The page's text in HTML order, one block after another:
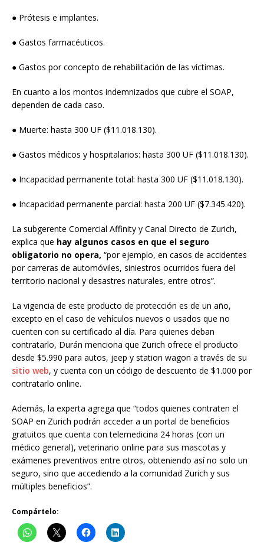
● Prótesis e implantes.
● Gastos farmacéuticos.
● Gastos por concepto de rehabilitación de las víctimas.
En cuanto a los montos indemnizados que cubre el SOAP,
dependen de cada caso.
● Muerte: hasta 300 UF ($11.018.130).
● Gastos médicos y hospitalarios: hasta 300 UF ($11.018.130).
● Incapacidad permanente total: hasta 300 UF ($11.018.130).
● Incapacidad permanente parcial: hasta 200 UF ($7.345.420).
La subgerente Comercial Affinity y Canal Directo de Zurich,
explica que hay algunos casos en que el seguro
obligatorio no opera, “por ejemplo, en casos de accidentes
por carreras de automóviles, siniestros ocurridos fuera del
territorio nacional y desastres naturales, entre otros”.
La vigencia de este producto de protección es de un año,
excepto en el caso de vehículos nuevos o usados que no
cuenten con su certificado al día. Para quienes deban
contratarlo, Durán menciona que Zurich ofrece el producto
desde $5.990 para autos, jeep y station wagon a través de su
sitio web, y cuenta con un código de descuento de $1.000 por
contratarlo online.
Además, la experta agrega que “todos quienes contraten el
SOAP en Zurich podrán acceder a un portal de beneficios
gratuitos que cuenta con telemedicina 24 horas (con un
médico general), veterinario online para sus mascotas y
exámenes preventivos entre otros, obteniendo así no solo un
seguro, sino que accediendo a la comunidad Zurich y sus
múltiples beneficios”.
Compártelo: